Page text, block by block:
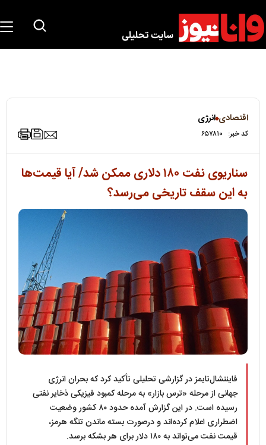
اقتصادی انرژی
کد خبر: ۶۵۷۸۱۰
سناریوی نفت ۱۸۰ دلاری ممکن شد/ آیا قیمت‌ها
به این سقف تاریخی می‌رسد؟
فایننشال‌تایمز در گزارشی تحلیلی تأکید کرد که بحران انرژی
جهانی از مرحله «ترس بازار» به مرحله کمبود فیزیکی ذخایر نفتی
رسیده است. در این گزارش آمده حدود ۸۰ کشور وضعیت
اضطراری اعلام کرده‌اند و درصورت بسته ماندن تنگه هرمز،
قیمت نفت می‌تواند به ۱۸۰ دلار برای هر بشکه برسد.